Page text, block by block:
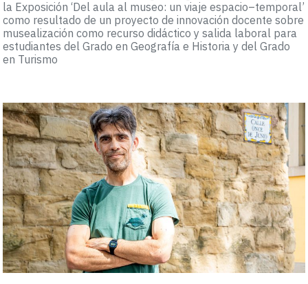
la Exposición ‘Del aula al museo: un viaje espacio–temporal’
como resultado de un proyecto de innovación docente sobre
musealización como recurso didáctico y salida laboral para
estudiantes del Grado en Geografía e Historia y del Grado
en Turismo